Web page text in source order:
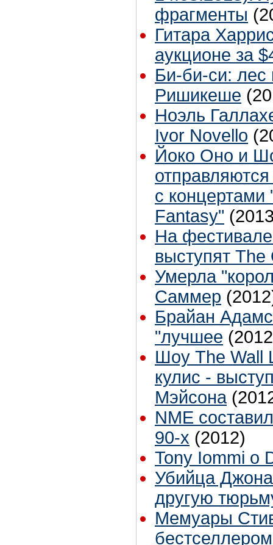
фрагменты
Гитара
аукционе за
Би-би-си: лес
Ришикеше
Ноэль
Ivor Novello
Йоко Оно и
с концертами
Fantasy"
На
выступят The
Умерла
Саммер
Брайан
"лучшее
Шоу The Wall
кулис -
Мэйсона
NME
90-х (2012)
Tony Iommi о
Убийца
другую
Мемуары
бестселлером